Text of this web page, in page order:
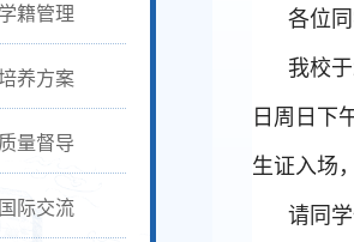
学籍管理
养方案
质量督导
国际交流
各位同
我校
日周日下
生证入场
请同